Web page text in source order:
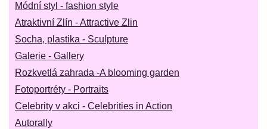
Módní styl - fashion style
Atraktivní Zlín - Attractive Zlin
Socha, plastika - Sculpture
Galerie - Gallery
Rozkvetlá zahrada -A blooming garden
Fotoportréty - Portraits
Celebrity v akci - Celebrities in Action
Autorally